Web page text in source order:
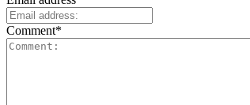
Comment*